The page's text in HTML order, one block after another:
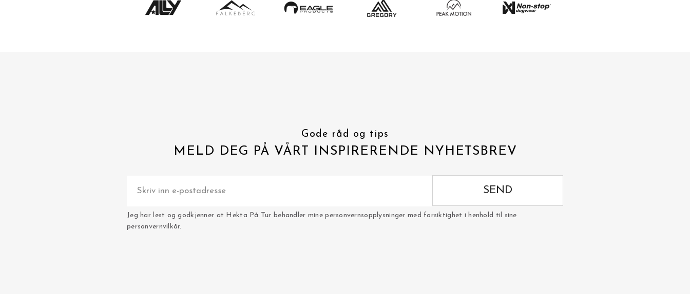
Gode råd og tips
MELD DEG PÅ VÅRT INSPIRERENDE NYHETSBREV
SEND
Jeg har lest og godkjenner at Hekta På Tur behandler mine personvernsopplysninger med forsiktighet i henhold til sine
personvernvilkår.